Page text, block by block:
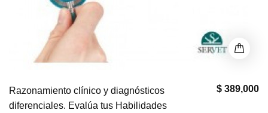
$ 389,000
Razonamiento clínico y diagnósticos
diferenciales. Evalúa tus Habilidades